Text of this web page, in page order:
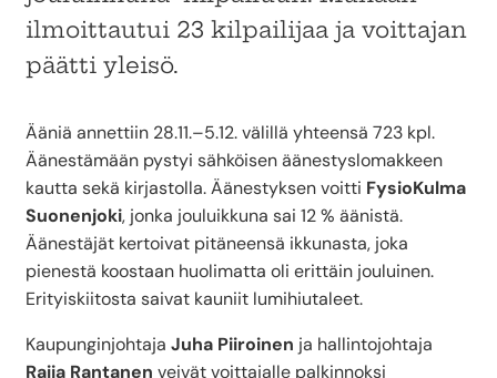
ilmoittautui 23 kilpailijaa ja voittajan
päätti yleisö.
Ääniä annettiin 28.11.–5.12. välillä yhteensä 723 kpl.
Äänestämään pystyi sähköisen äänestyslomakkeen
kautta sekä kirjastolla. Äänestyksen voitti FysioKulma
Suonenjoki, jonka jouluikkuna sai 12 % äänistä.
Äänestäjät kertoivat pitäneensä ikkunasta, joka
pienestä koostaan huolimatta oli erittäin jouluinen.
Erityiskiitosta saivat kauniit lumihiutaleet.
Kaupunginjohtaja Juha Piiroinen ja hallintojohtaja
Raija Rantanen veivät voittajalle palkinnoksi